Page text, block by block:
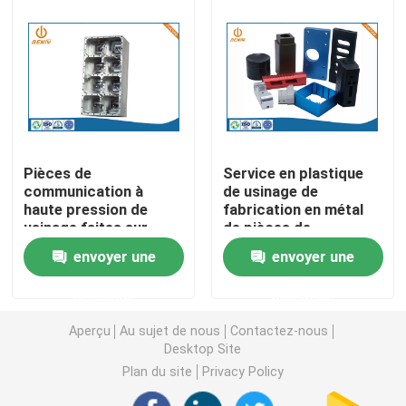
Pièces de rotation de commande numérique par
Pièces de fraisage de commande numérique par
Pièces en plastique faites sur commande d'injection
Moulages par injection en plastique
la lingotière de moulage mécanique sous pression
Les pièces d'auto de moulage mécanique sous
Pièces de
communication à
haute pression de
usinage faites sur
commande de
services de
commande numérique
envoyer une
Service en plastique
de usinage de
fabrication en métal
de pièces de
commande numérique
par ordinateur de la
précision ISO9001
envoyer une
Aperçu Au sujet de nous
Contactez-nous
Desktop Site
Plan du site
Privacy Policy